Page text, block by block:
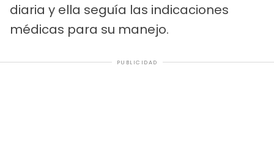
diaria y ella seguía las indicaciones
médicas para su manejo.
PUBLICIDAD